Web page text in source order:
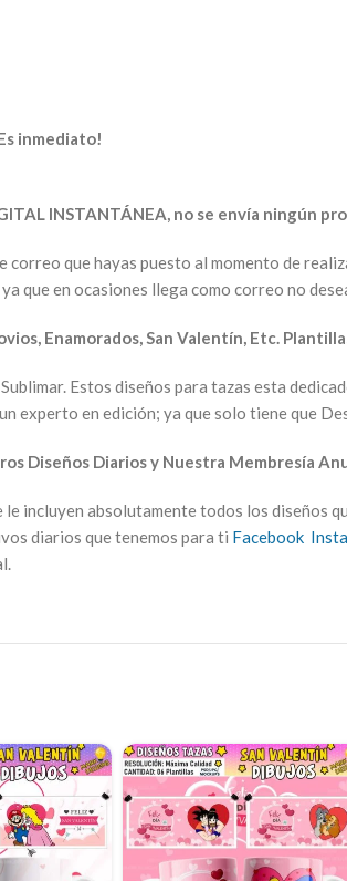
inmediato!
INSTANTÁNEA, no se envía ningún
que hayas puesto al momento de
que en ocasiones llega como correo no
Enamorados, San Valentín, Etc.
Estos diseños para tazas esta
experto en edición; ya que solo tiene que
Diseños Diarios y Nuestra Membresía
incluyen absolutamente todos los diseños
diarios que tenemos para ti Facebook